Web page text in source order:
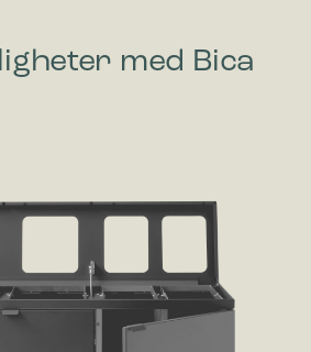
med Bica